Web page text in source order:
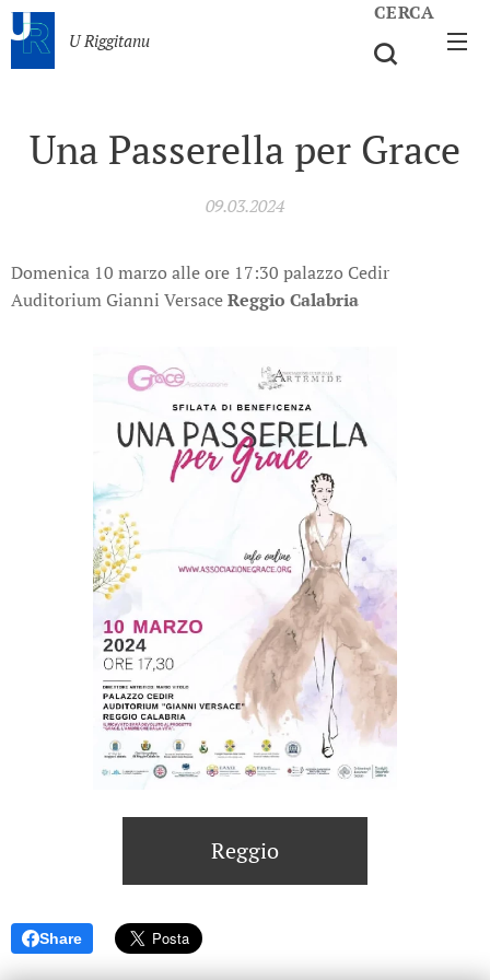
U Riggitanu
CERCA
Una Passerella per Grace
09.03.2024
Domenica 10 marzo alle ore 17:30 palazzo Cedir
Auditorium Gianni VersaceReggio Calabria
Reggio
Share